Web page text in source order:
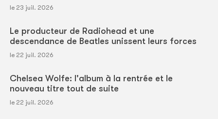
le 23 juil. 2026
Le producteur de Radiohead et une
descendance de Beatles unissent leurs forces
le 22 juil. 2026
Chelsea Wolfe: l'album à la rentrée et le
nouveau titre tout de suite
le 22 juil. 2026